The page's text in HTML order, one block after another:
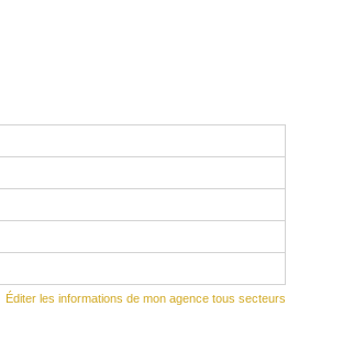
Éditer les informations de mon agence tous secteurs